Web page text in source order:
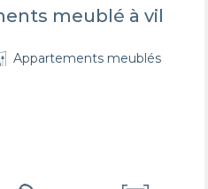
meublé à vil
Appartements meublés